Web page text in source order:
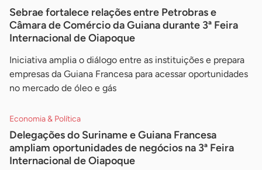
Sebrae fortalece relações entre Petrobras e
Câmara de Comércio da Guiana durante 3ª Feira
Internacional de Oiapoque
Iniciativa amplia o diálogo entre as instituições e prepara
empresas da Guiana Francesa para acessar oportunidades
no mercado de óleo e gás
Economia & Política
Delegações do Suriname e Guiana Francesa
ampliam oportunidades de negócios na 3ª Feira
Internacional de Oiapoque